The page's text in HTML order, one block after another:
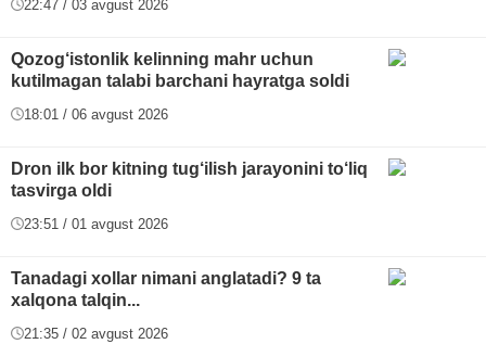
22:47 / 03 avgust 2026
Qozog‘istonlik kelinning mahr uchun
kutilmagan talabi barchani hayratga soldi
18:01 / 06 avgust 2026
Dron ilk bor kitning tug‘ilish jarayonini to‘liq
tasvirga oldi
23:51 / 01 avgust 2026
Tanadagi xollar nimani anglatadi? 9 ta
xalqona talqin...
21:35 / 02 avgust 2026